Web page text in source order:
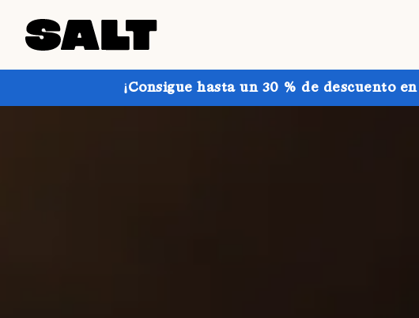
¡Consigue hasta un 30 % de descuento